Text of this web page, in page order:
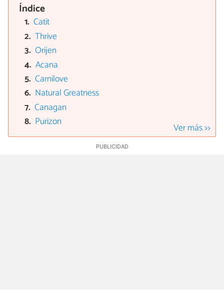
Índice
Catit
Thrive
Orijen
Acana
Carnilove
Natural Greatness
Canagan
Purizon
Ver más >>